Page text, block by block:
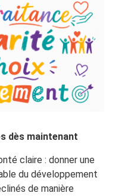
dès maintenant
claire : donner une
du développement
de manière